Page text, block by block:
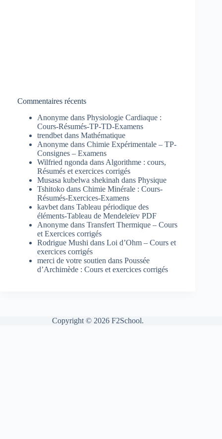
Commentaires récents
Anonyme dans Physiologie Cardiaque :
Cours-Résumés-TP-TD-Examens
trendbet dans Mathématique
Anonyme dans Chimie Expérimentale – TP-
Consignes – Examens
Wilfried ngonda dans Algorithme : cours,
Résumés et exercices corrigés
Musasa kubelwa shekinah dans Physique
Tshitoko dans Chimie Minérale : Cours-
Résumés-Exercices-Examens
kavbet dans Tableau périodique des
éléments-Tableau de Mendeleïev PDF
Anonyme dans Transfert Thermique – Cours
et Exercices corrigés
Rodrigue Mushi dans Loi d’Ohm – Cours et
exercices corrigés
merci de votre soutien dans Poussée
d’Archimède : Cours et exercices corrigés
Copyright © 2026 F2School.